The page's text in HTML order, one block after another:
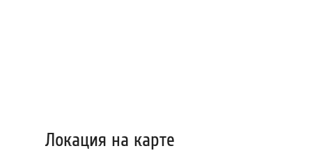
Локация на карте